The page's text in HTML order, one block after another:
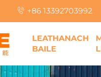
+86 13392703992
LEATHANACH
BAILE